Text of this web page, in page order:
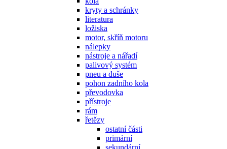
kryty a schránky
literatura
ložiska
motor, skříň motoru
nálepky
nástroje a nářadí
palivový systém
pneu a duše
pohon zadního kola
převodovka
přístroje
rám
řetězy
ostatní části
primární
sekundární